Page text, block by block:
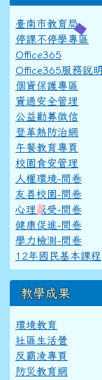
臺南市教育局
停課不停學專區
Office365
Office365服務說明
個資保護專區
資通安全管理
公益勸募徵信
登革熱防治網
午餐教育專頁
校園食安管理
人權環境-問卷
友善校園-問卷
心理感受-問卷
健康促進-問卷
學力檢測-問卷
12年國民基本課程
教學成果
環境教育
社區生活營
反霸凌專頁
防災教育網